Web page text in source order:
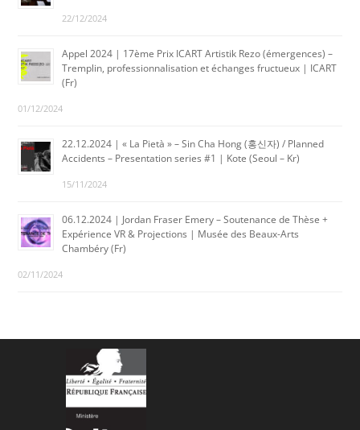
22/12/2024
Appel 2024 | 17ème Prix ICART Artistik Rezo (émergences) –
Tremplin, professionnalisation et échanges fructueux | ICART
(Fr)
01/12/2024
22.12.2024 | « La Pietà » – Sin Cha Hong (홍신자) / Planned
Accidents – Presentation series #1 | Kote (Seoul – Kr)
15/11/2024
06.12.2024 | Jordan Fraser Emery – Soutenance de Thèse +
Expérience VR & Projections | Musée des Beaux-Arts
Chambéry (Fr)
02/11/2024